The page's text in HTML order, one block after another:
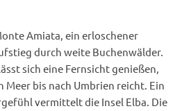
Amiata, ein erloschener
durch weite Buchenwälder.
sich eine Fernsicht genießen,
Meer bis nach Umbrien reicht. Ein
vermittelt die Insel Elba. Die